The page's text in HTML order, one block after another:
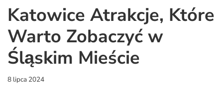
Katowice Atrakcje, Które
Warto Zobaczyć w
Śląskim Mieście
8 lipca 2024